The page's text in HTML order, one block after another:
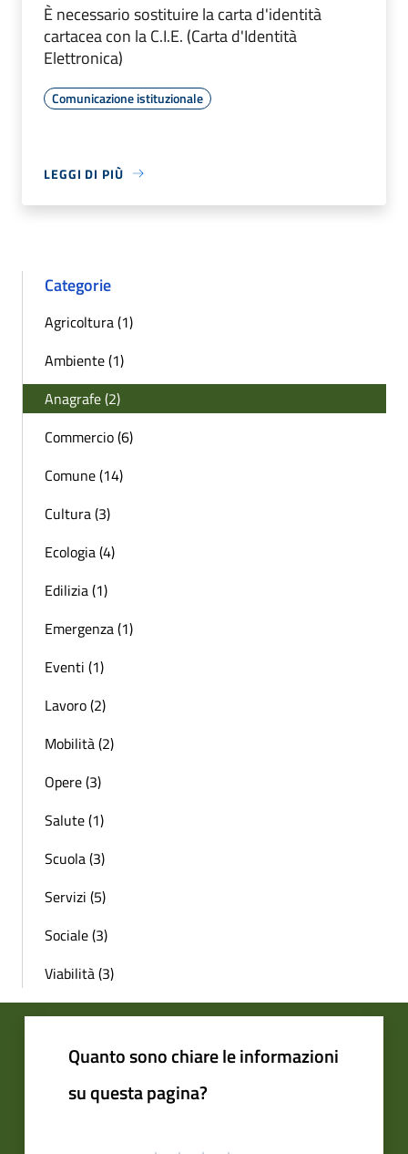
È necessario sostituire la carta d'identità
cartacea con la C.I.E. (Carta d'Identità
Elettronica)
Comunicazione istituzionale
LEGGI DI PIÙ
Categorie
Agricoltura (1)
Ambiente (1)
Anagrafe (2)
Commercio (6)
Comune (14)
Cultura (3)
Ecologia (4)
Edilizia (1)
Emergenza (1)
Eventi (1)
Lavoro (2)
Mobilità (2)
Opere (3)
Salute (1)
Scuola (3)
Servizi (5)
Sociale (3)
Viabilità (3)
Quanto sono chiare le informazioni
su questa pagina?